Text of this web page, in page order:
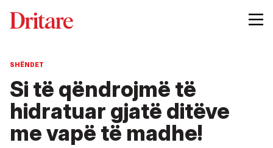
SHËNDET
Si të qëndrojmë të
hidratuar gjatë ditëve
me vapë të madhe!